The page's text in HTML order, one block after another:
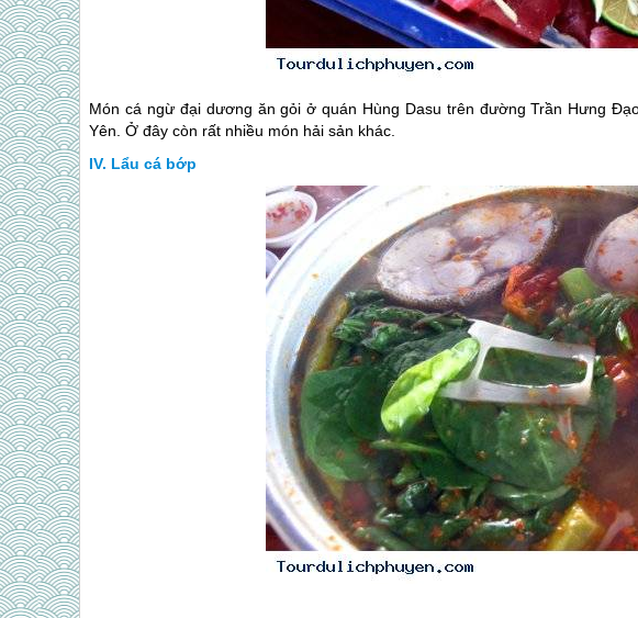
Món cá ngừ đại dương ăn gỏi ở quán Hùng Dasu trên đường Trần Hưng
Yên. Ở đây còn rất nhiều món hải sản khác.
Lẩu cá bớp